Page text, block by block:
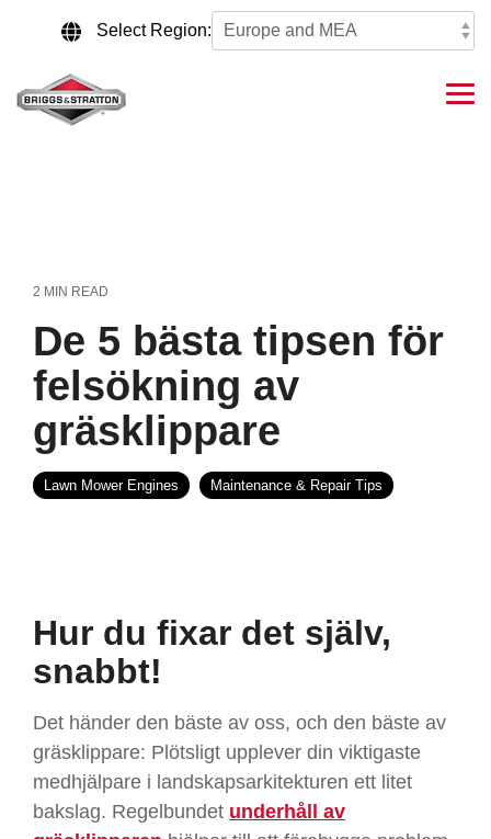
content.
Select Region:
2 MIN READ
De 5 bästa tipsen för
felsökning av
gräsklippare
Lawn Mower Engines Maintenance & Repair Tips
Hur du fixar det själv,
snabbt!
Det händer den bäste av oss, och den bäste av
gräsklippare: Plötsligt upplever din viktigaste
medhjälpare i landskapsarkitekturen ett litet
bakslag. Regelbundet underhåll av